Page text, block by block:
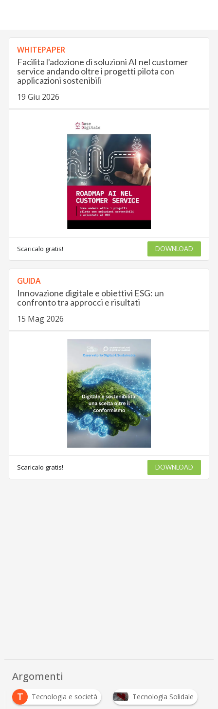
WHITEPAPER
Facilita l'adozione di soluzioni AI nel customer
service andando oltre i progetti pilota con
applicazioni sostenibili
19 Giu 2026
Scaricalo gratis! DOWNLOAD
GUIDA
Innovazione digitale e obiettivi ESG: un
confronto tra approcci e risultati
15 Mag 2026
Scaricalo gratis! DOWNLOAD
Argomenti
T
Tecnologia e società Tecnologia Solidale